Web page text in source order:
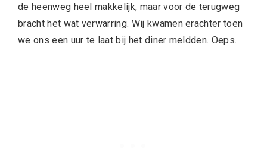
de heenweg heel makkelijk, maar voor de terugweg
bracht het wat verwarring. Wij kwamen erachter toen
we ons een uur te laat bij het diner meldden. Oeps.